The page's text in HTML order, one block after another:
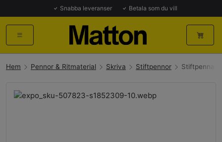
Snabba leveranser Betala som du vill
Hem Pennor & Ritmaterial Skriva Stiftpennor Stiftpenna